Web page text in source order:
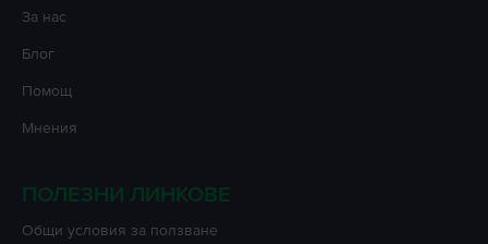
За нас
Блог
Помощ
Мнения
ПОЛЕЗНИ ЛИНКОВЕ
Oбщи условия за ползване